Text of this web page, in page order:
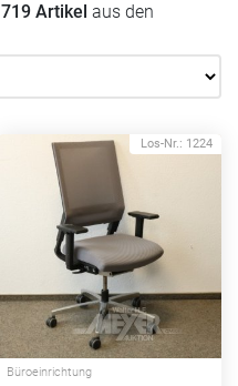
719 Artikel aus den
Los-Nr.: 1224
Büroeinrichtung